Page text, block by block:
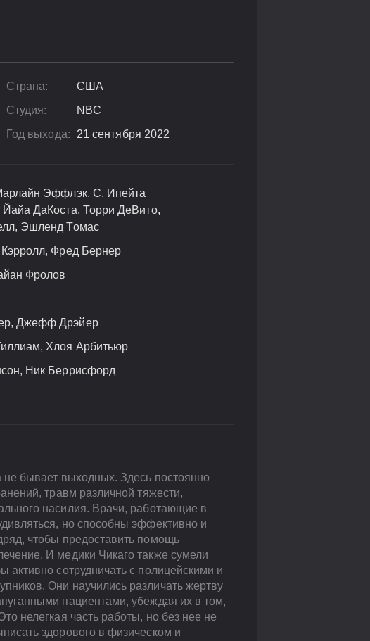
Страна:
США
Студия:
NBC
Год выхода:
21 сентября 2022
Эффлэк, С. Ипейта
ДаКоста, Торри ДеВито,
Эшленд Томас
Фред Бернер
Фролов
Джефф Дрэйер
Хлоя Арбитьюр
Ник Беррисфорд
не бывает выходных. Здесь постоянно
травм различной тяжести,
насилия. Врачи, работающие в
но способны эффективно и
чтобы предоставить помощь
И медики Чикаго также сумели
активно сотрудничать с полицейскими и
Они научились различать жертву
пациентами, убеждая их в том,
нелегкая часть работы, но без нее не
здорового в физическом и